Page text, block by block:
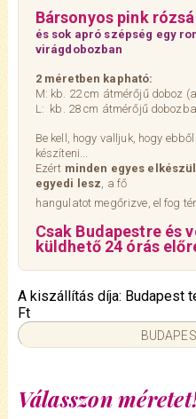
Bársonyos pink
és sok apró szépség egy
virágdobozban
2 méretben kapható:
M: kb. 22 cm átmérőjű doboz
L: kb. 28 cm átmérőjű
Be kell, hogy valljuk, hogy
készíteni...
Ezért minden egyes
egyedi lesz, a fő
hangulatot megőrizve, el fog
Csak Budapestre és
küldhető 24 órás
Válasszon
A kiszállítás díja: Budapest
Ft